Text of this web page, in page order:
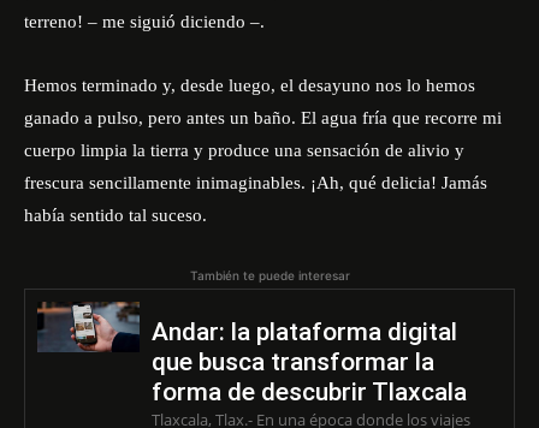
terreno! – me siguió diciendo –.
Hemos terminado y, desde luego, el desayuno nos lo hemos
ganado a pulso, pero antes un baño. El agua fría que recorre mi
cuerpo limpia la tierra y produce una sensación de alivio y
frescura sencillamente inimaginables. ¡Ah, qué delicia! Jamás
había sentido tal suceso.
También te puede interesar
Andar: la plataforma digital
que busca transformar la
forma de descubrir Tlaxcala
Tlaxcala, Tlax.- En una época donde los viajes